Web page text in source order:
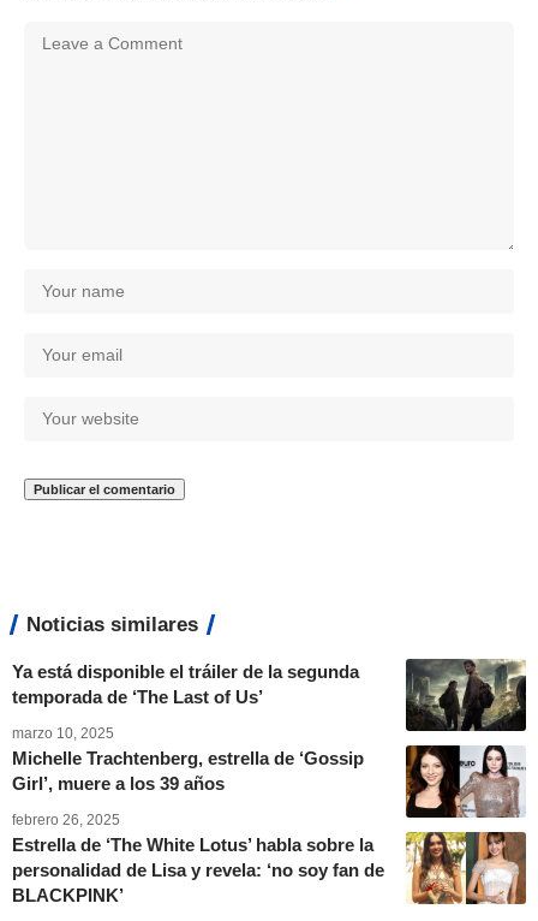
Noticias similares
Ya está disponible el tráiler de la segunda
temporada de ‘The Last of Us’
marzo 10, 2025
Michelle Trachtenberg, estrella de ‘Gossip
Girl’, muere a los 39 años
febrero 26, 2025
Estrella de ‘The White Lotus’ habla sobre la
personalidad de Lisa y revela: ‘no soy fan de
BLACKPINK’